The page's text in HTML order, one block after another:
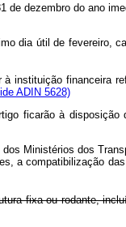
de dezembro do ano
dia útil de fevereiro,
instituição financeira
ADIN 5628)
ficarão à
Ministérios dos
a compatibilização
fixa ou rodante,